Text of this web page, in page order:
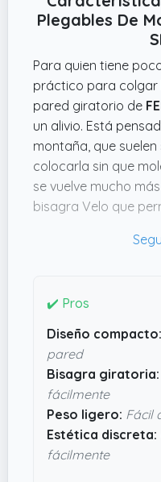
Plegables De
Para quien tiene
práctico para colgar
pared giratorio de
un alivio. Está
montaña, que
colocarla sin que
se vuelve mucho
bisagra Velo que
ligero de0.9 kg
normal. En negro,
fácil. Vamos, que
pensada si quieres
enredos ni líos.
accesorio práctico y
trastero enorme.
✔️ Pros
Diseño compacto:
pared
Bisagra giratoria:
fácilmente
Peso ligero: Fácil
Estética discreta:
fácilmente